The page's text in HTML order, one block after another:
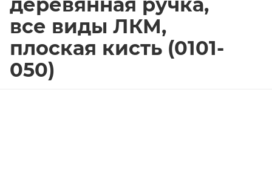
все виды ЛКМ,
плоская кисть (0101-
050)